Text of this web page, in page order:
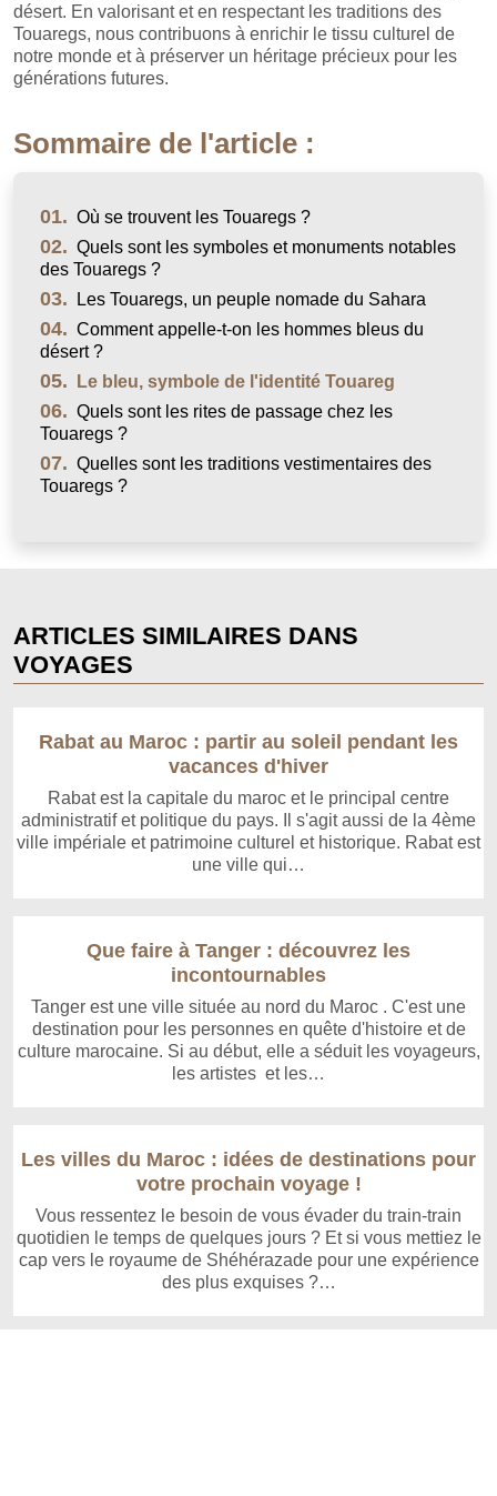
désert. En valorisant et en respectant les traditions des
Touaregs, nous contribuons à enrichir le tissu culturel de
notre monde et à préserver un héritage précieux pour les
générations futures.
Sommaire de l'article :
01. Où se trouvent les Touaregs ?
02. Quels sont les symboles et monuments notables
des Touaregs ?
03. Les Touaregs, un peuple nomade du Sahara
04. Comment appelle-t-on les hommes bleus du
désert ?
05. Le bleu, symbole de l'identité Touareg
06. Quels sont les rites de passage chez les
Touaregs ?
07. Quelles sont les traditions vestimentaires des
Touaregs ?
ARTICLES SIMILAIRES DANS
VOYAGES
Rabat au Maroc : partir au soleil pendant les
vacances d'hiver
Rabat est la capitale du maroc et le principal centre
administratif et politique du pays. Il s'agit aussi de la 4ème
ville impériale et patrimoine culturel et historique. Rabat est
une ville qui…
Que faire à Tanger : découvrez les
incontournables
Tanger est une ville située au nord du Maroc . C'est une
destination pour les personnes en quête d'histoire et de
culture marocaine. Si au début, elle a séduit les voyageurs,
les artistes et les…
Les villes du Maroc : idées de destinations pour
votre prochain voyage !
Vous ressentez le besoin de vous évader du train-train
quotidien le temps de quelques jours ? Et si vous mettiez le
cap vers le royaume de Shéhérazade pour une expérience
des plus exquises ?…